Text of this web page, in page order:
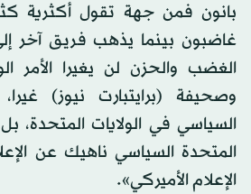
بانون فمن جهة تقول أكثرية
غاضبون بينما يذهب فريق آخر
الغضب والحزن لن يغيرا الأمر
وصحيفة (برايتبارت نيوز)
السياسي في الولايات المتحدة،
المتحدة السياسي ناهيك عن
الإعلام الأميركي».